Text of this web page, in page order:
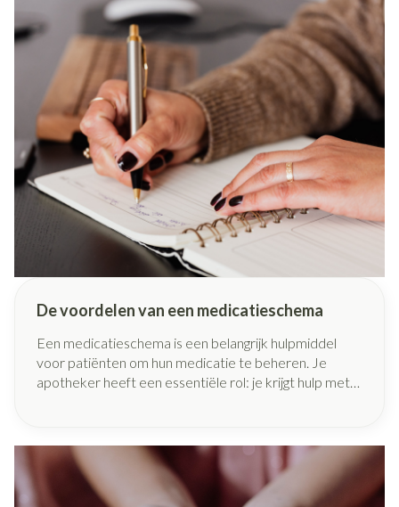
te pas komt. Maar eigenlijk is het niet bewezen dat
vapen een effectieve methode is om te stoppen met
roken. Bovendien is het ook niet geheel risicovrij, en in
dit artikel werpen we een licht op de potentiële
negatieve gevolgen van vapen.
De voordelen van een medicatieschema
Een medicatieschema is een belangrijk hulpmiddel
voor patiënten om hun medicatie te beheren. Je
apotheker heeft een essentiële rol: je krijgt hulp met
voordelen en het belang van medicatieplanning toe.